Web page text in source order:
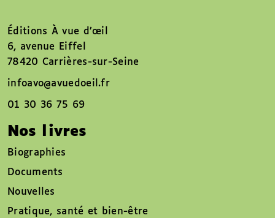
Éditions À vue d’œil
6, avenue Eiffel
78420 Carrières-sur-Seine
infoavo@avuedoeil.fr
01 30 36 75 69
Nos livres
Biographies
Documents
Nouvelles
Pratique, santé et bien-être